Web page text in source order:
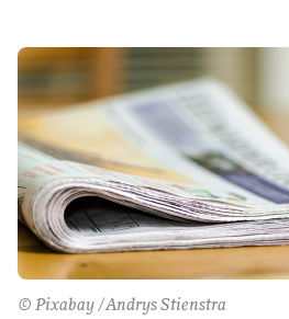
© Pixabay /Andrys Stienstra